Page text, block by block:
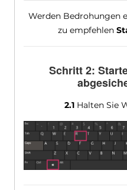
Werden Bedrohungen
zu empfehlen
Schritt 2:
2.1Halten Sie